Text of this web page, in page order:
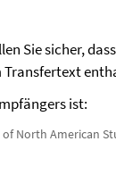
Sie sicher,
Transfertext
ist:
North American